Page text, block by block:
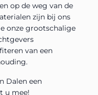
op de weg van de
zijn bij ons
onze grootschalige
van een
Dalen een
u mee!